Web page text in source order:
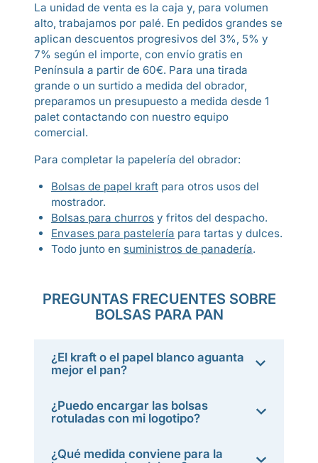
La unidad de venta es la caja y, para volumen
alto, trabajamos por palé. En pedidos grandes se
aplican descuentos progresivos del 3%, 5% y
7% según el importe, con envío gratis en
Península a partir de 60€. Para una tirada
grande o un surtido a medida del obrador,
preparamos un presupuesto a medida desde 1
palet contactando con nuestro equipo
comercial.
Para completar la papelería del obrador:
Bolsas de papel kraft para otros usos del
mostrador.
Bolsas para churros y fritos del despacho.
Envases para pastelería para tartas y dulces.
Todo junto en suministros de panadería.
PREGUNTAS FRECUENTES SOBRE
BOLSAS PARA PAN
¿El kraft o el papel blanco aguanta
mejor el pan?
¿Puedo encargar las bolsas
rotuladas con mi logotipo?
¿Qué medida conviene para la